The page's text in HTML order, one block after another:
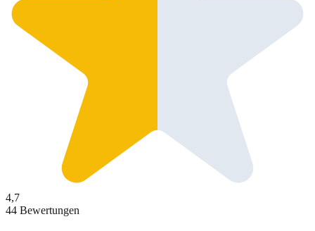
4,7
44 Bewertungen